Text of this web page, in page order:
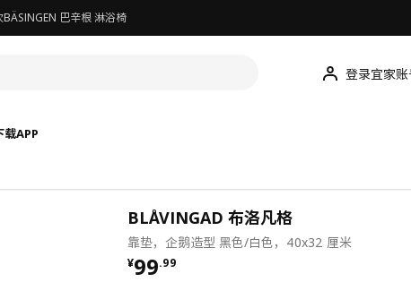
巴辛根 淋浴椅
登录宜家账
载APP
BLÅVINGAD 布洛凡格
靠垫，企鹅造型 黑色/白色，40x32 厘米
¥99.99
¥ 99.99